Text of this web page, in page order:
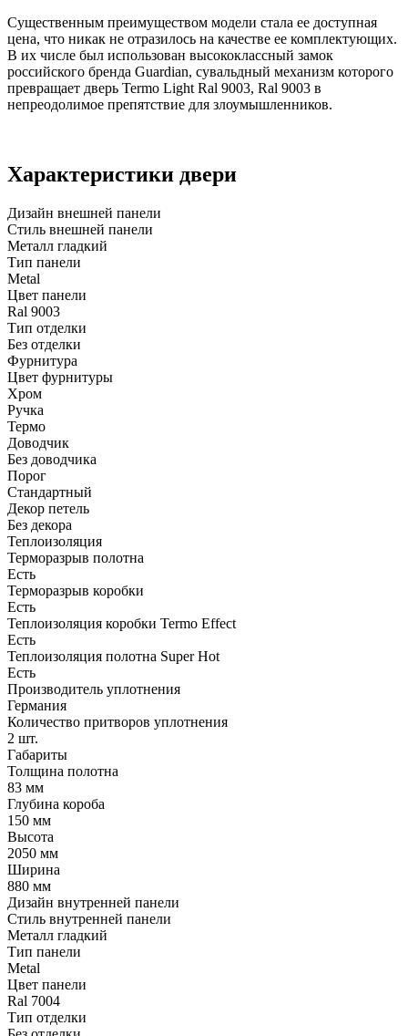
Существенным преимуществом модели стала ее доступная
цена, что никак не отразилось на качестве ее комплектующих.
В их числе был использован высококлассный замок
российского бренда Guardian, сувальдный механизм которого
превращает дверь Termo Light Ral 9003, Ral 9003 в
непреодолимое препятствие для злоумышленников.
Характеристики двери
Дизайн внешней панели
Стиль внешней панели
Металл гладкий
Тип панели
Metal
Цвет панели
Ral 9003
Тип отделки
Без отделки
Фурнитура
Цвет фурнитуры
Хром
Ручка
Термо
Доводчик
Без доводчика
Порог
Стандартный
Декор петель
Без декора
Теплоизоляция
Терморазрыв полотна
Есть
Терморазрыв коробки
Есть
Теплоизоляция коробки Termo Effect
Есть
Теплоизоляция полотна Super Нot
Есть
Производитель уплотнения
Германия
Количество притворов уплотнения
2 шт.
Габариты
Толщина полотна
83 мм
Глубина короба
150 мм
Высота
2050 мм
Ширина
880 мм
Дизайн внутренней панели
Стиль внутренней панели
Металл гладкий
Тип панели
Metal
Цвет панели
Ral 7004
Тип отделки